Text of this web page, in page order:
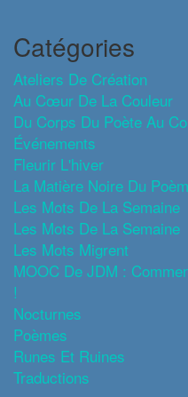
Catégories
Ateliers De Création
Au Cœur De La Couleur
Du Corps Du Poète Au
Événements
Fleurir L'hiver
La Matière Noire Du
Les Mots De La Semaine
Les Mots De La Semaine
Les Mots Migrent
MOOC De JDM :
!
Nocturnes
Poèmes
Runes Et Ruines
Traductions